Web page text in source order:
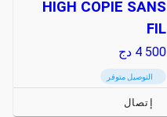
HIGH COPIE SANS
FIL
4 500 دج
التوصيل متوفر
إتصال